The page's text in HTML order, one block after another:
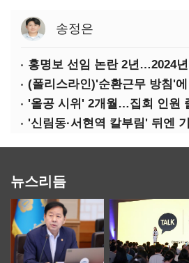
송정은
뉴스리듬